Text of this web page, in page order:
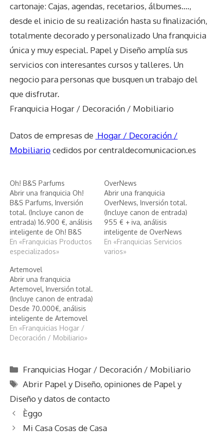
cartonaje: Cajas, agendas, recetarios, álbumes….,
desde el inicio de su realización hasta su finalización,
totalmente decorado y personalizado Una franquicia
única y muy especial. Papel y Diseño amplía sus
servicios con interesantes cursos y talleres. Un
negocio para personas que busquen un trabajo del
que disfrutar.
Franquicia Hogar / Decoración / Mobiliario
Datos de empresas de Hogar / Decoración /
Mobiliariocedidos por centraldecomunicacion.es
Oh! B&S Parfums
Abrir una franquicia Oh!
B&S Parfums, Inversión
total. (Incluye canon de
entrada) 16.900 €, análisis
inteligente de Oh! B&S
Parfums
En «Franquicias Productos
especializados»
OverNews
Abrir una franquicia
OverNews, Inversión total.
(Incluye canon de entrada)
955 € + iva, análisis
inteligente de OverNews
En «Franquicias Servicios
varios»
Artemovel
Abrir una franquicia
Artemovel, Inversión total.
(Incluye canon de entrada)
Desde 70.000€, análisis
inteligente de Artemovel
En «Franquicias Hogar /
Decoración / Mobiliario»
Categorías
Franquicias Hogar / Decoración / Mobiliario
Etiquetas
Abrir Papel y Diseño,opiniones de Papel y
Diseño y datos de contacto
Èggo
Mi Casa Cosas de Casa